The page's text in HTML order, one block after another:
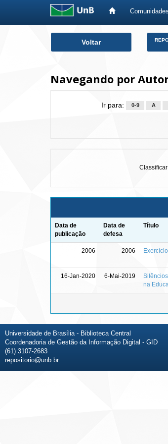
Voltar
Navegando por
Ir para: 0-9 A
Data de
publicação
Data de
defesa
Título
2006 2006
16-Jan-2020 6-Mai-2019
na
Universidade de Brasília - Biblioteca Central
Coordenadoria de Gestão da Informação Digital - GID
(61) 3107-2683
repositorio@unb.br